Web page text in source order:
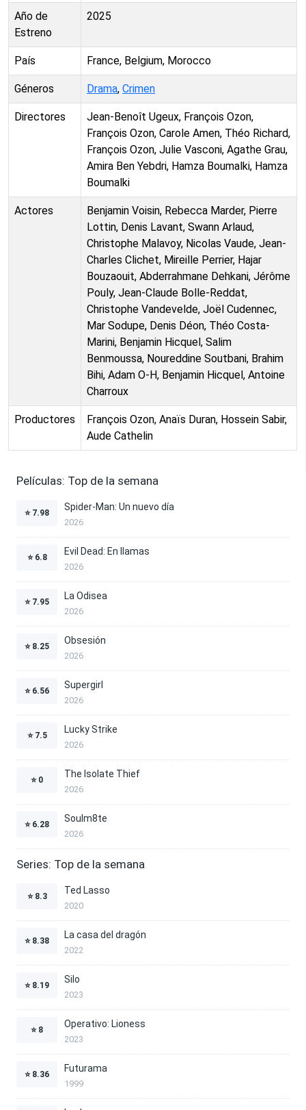
Año de
Estreno
2025
País France, Belgium, Morocco
Géneros Drama, Crimen
Directores
Jean-Benoît Ugeux, François Ozon,
François Ozon, Carole Amen, Théo Richard,
François Ozon, Julie Vasconi, Agathe Grau,
Amira Ben Yebdri, Hamza Boumalki, Hamza
Boumalki
Actores
Benjamin Voisin, Rebecca Marder, Pierre
Lottin, Denis Lavant, Swann Arlaud,
Christophe Malavoy, Nicolas Vaude, Jean-
Charles Clichet, Mireille Perrier, Hajar
Bouzaouit, Abderrahmane Dehkani, Jérôme
Pouly, Jean-Claude Bolle-Reddat,
Christophe Vandevelde, Joël Cudennec,
Mar Sodupe, Denis Déon, Théo Costa-
Marini, Benjamin Hicquel, Salim
Benmoussa, Noureddine Soutbani, Brahim
Bihi, Adam O-H, Benjamin Hicquel, Antoine
Charroux
Productores
François Ozon, Anaïs Duran, Hossein Sabir,
Aude Cathelin
Películas: Top de la semana
⭐ 7.98
Spider-Man: Un nuevo día
2026
⭐ 6.8
Evil Dead: En llamas
2026
⭐ 7.95
La Odisea
2026
⭐ 8.25
Obsesión
2026
⭐ 6.56
Supergirl
2026
⭐ 7.5
Lucky Strike
2026
⭐ 0
The Isolate Thief
2026
⭐ 6.28
Soulm8te
2026
Series: Top de la semana
⭐ 8.3
Ted Lasso
2020
⭐ 8.38
La casa del dragón
2022
⭐ 8.19
Silo
2023
⭐ 8
Operativo: Lioness
2023
⭐ 8.36
Futurama
1999